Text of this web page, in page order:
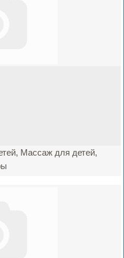
Массаж для детей,